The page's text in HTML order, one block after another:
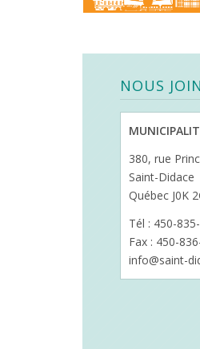
NOUS
380, rue
Saint-Didace
Québec J0K
Tél : 450-
Fax : 450-
info@saint-